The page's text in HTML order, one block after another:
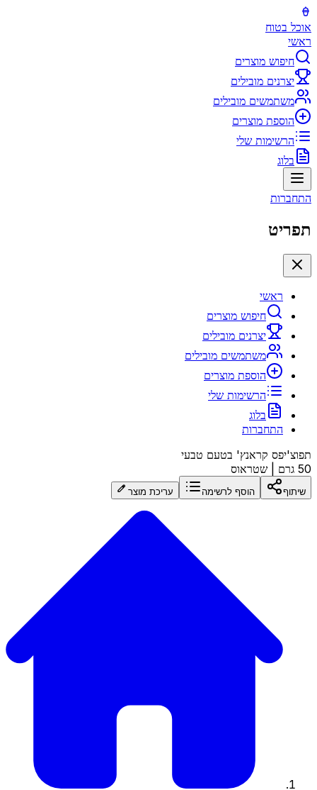
אוכל בטוח
ראשי
חיפוש מוצרים
יצרנים מובילים
משתמשים מובילים
הוספת מוצרים
הרשימות שלי
בלוג
התחברות
תפריט
ראשי
חיפוש מוצרים
יצרנים מובילים
משתמשים מובילים
הוספת מוצרים
הרשימות שלי
בלוג
התחברות
תפוצ'יפס קראנץ' בטעם טבעי
50 גרם
שטראוס
שיתוף הוסף לרשימה עריכת מוצר